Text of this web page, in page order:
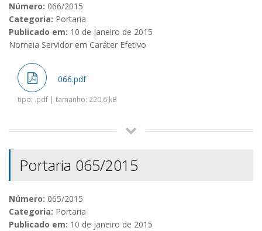
Número: 066/2015
Categoria: Portaria
Publicado em: 10 de janeiro de 2015
Nomeia Servidor em Caráter Efetivo
066.pdf
tipo: .pdf | tamanho: 220,6 kB
Portaria 065/2015
Número: 065/2015
Categoria: Portaria
Publicado em: 10 de janeiro de 2015